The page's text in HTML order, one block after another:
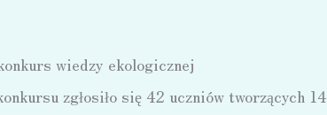
wiedzy ekologicznej
zgłosiło się 42 uczniów tworzących 14